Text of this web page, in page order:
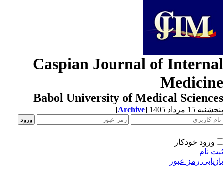
Caspian Journal of
Babol University of Medical
15 مرداد 1405 [Archive]
ورود خودکار
نام
رمز عبور